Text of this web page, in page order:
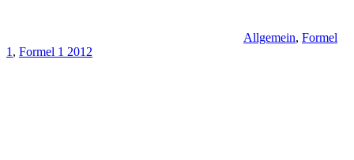
Allgemein, Formel
1 , Formel 1 2012